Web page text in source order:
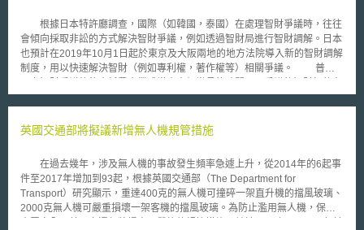
根據日本特許廳調查，國際（如韓國，泰國）在處理智財爭議時，往往
會傾向採取非訟的方式解決智財爭議，例如透過智財局進行智財調解。日本
也預計在2019年10月1日起於東京及大阪兩地的地方法院導入新的智財調解
制度，用以快速解決智財（例如專利權，著作權等）相關爭議。 普遍
訴訟期間也無法被使用，故日本政府計劃推行新的智財調解制度。新的智財
望爭議的智財標的影響企業經營。 在日本智財訴訟是公開，法官在聽
宣判就需花費一年又八個月，再到最高法院判決確定還需花費一年又二兩個
月。 而日本新推行的智財調解制度計畫將透過視訊的方式，讓當事人
與法官進行非公開的對話，並儘量促成兩造達成合意，調解過程最短僅需花
費約三個月的時間就能有結果，若調解沒有共識，當事人一樣能進行智財訴
英國交通部將擬議新增無人機規管措施
在過去幾年，涉及無人機的事故發生頻率急遽上升，從2014年的6起事
件至2017年增加到93起，根據英國交通部（The Department for
Transport）研究顯示，重達400克的無人機可撞碎一架直升機的擋風玻璃、
2000克無人機可嚴重損壞一架客機的擋風玻璃。為防止濫用無人機，保障